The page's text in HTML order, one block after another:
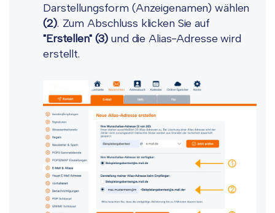
Darstellungsform (Anzeigenamen) wählen
(2). Zum Abschluss klicken Sie auf
"Erstellen" (3) und die Alias-Adresse wird
erstellt.